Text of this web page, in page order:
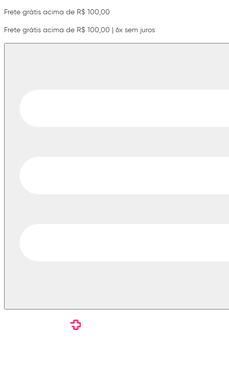
Frete grátis acima de R$ 100,00
Frete grátis acima de R$ 100,00 | 6x sem juros